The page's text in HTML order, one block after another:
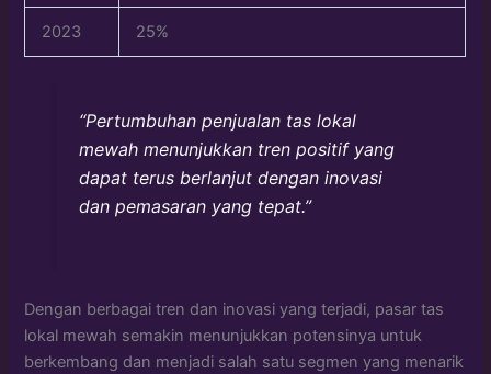
2023 25%
“Pertumbuhan penjualan tas lokal
mewah menunjukkan tren positif yang
dapat terus berlanjut dengan inovasi
dan pemasaran yang tepat.”
Dengan berbagai tren dan inovasi yang terjadi, pasar tas
lokal mewah semakin menunjukkan potensinya untuk
berkembang dan menjadi salah satu segmen yang menarik